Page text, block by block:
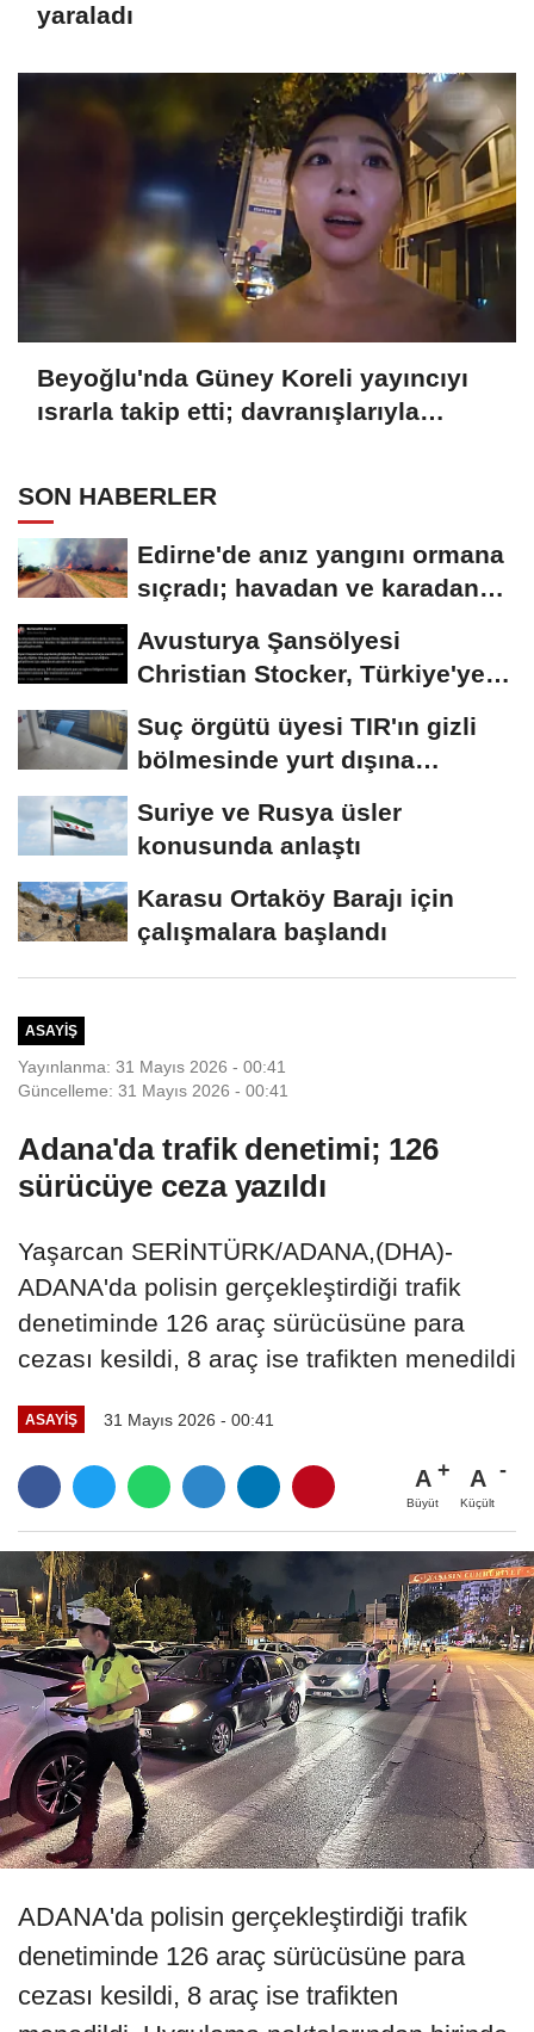
yaraladı
Beyoğlu'nda Güney Koreli yayıncıyı
ısrarla takip etti; davranışlarıyla
SON HABERLER
Edirne'de anız yangını ormana
sıçradı; havadan ve karadan
Avusturya Şansölyesi
Christian Stocker, Türkiye'ye
Suç örgütü üyesi TIR'ın gizli
bölmesinde yurt dışına
Suriye ve Rusya üsler
konusunda anlaştı
Karasu Ortaköy Barajı için
çalışmalara başlandı
ASAYIŞ
Yayınlanma: 31 Mayıs 2026 - 00:41
Güncelleme: 31 Mayıs 2026 - 00:41
Adana'da trafik denetimi; 126
sürücüye ceza yazıldı
Yaşarcan SERİNTÜRK/ADANA,(DHA)-
ADANA'da polisin gerçekleştirdiği trafik
denetiminde 126 araç sürücüsüne para
cezası kesildi, 8 araç ise trafikten menedildi
ASAYIŞ 31 Mayıs 2026 - 00:41
A
Büyüt
A
Küçült
ADANA'da polisin gerçekleştirdiği trafik
denetiminde 126 araç sürücüsüne para
cezası kesildi, 8 araç ise trafikten